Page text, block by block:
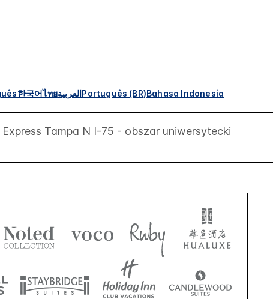
한국어ไทยالعربيةPortuguês (BR)Bahasa Indonesia
Tampa N I-75 - obszar uniwersytecki